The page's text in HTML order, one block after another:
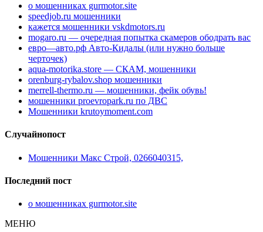
о мошенниках gurmotor.site
speedjob.ru мошенники
кажется мошенники vskdmotors.ru
mogaro.ru — очередная попытка скамеров ободрать вас
евро—авто.рф Авто-Кидалы (или нужно больше
черточек)
aqua-motorika.store — СКАМ, мошенники
orenburg-rybalov.shop мошенники
merrell-thermo.ru — мошенники, фейк обувь!
мошенники proevropark.ru по ДВС
Мошенники krutoymoment.com
Случайнопост
Мошенники Макс Строй, 0266040315,
Последний пост
о мошенниках gurmotor.site
МЕНЮ